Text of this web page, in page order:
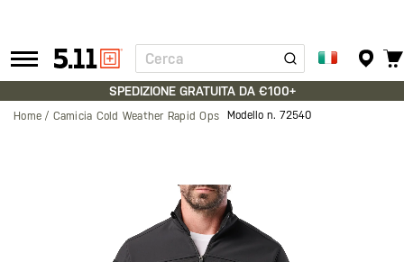
Tactical
Gear
Cerca
SPEDIZIONE GRATUITA DA €100+
Home Camicia Cold Weather Rapid Ops Modello n. 72540